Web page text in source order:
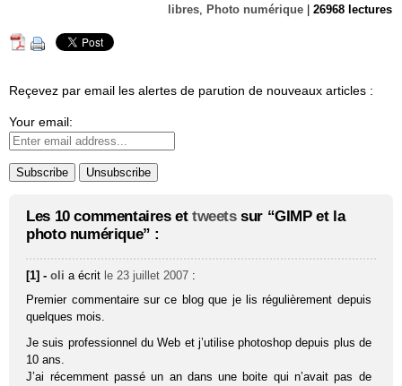
libres
Photo numérique 26968 lectures
Reçevez par email les alertes de parution de nouveaux articles :
Your email:
Les 10 commentaires et tweetssur “GIMP et la
photo numérique” :
[1] -oli a écrit le 23 juillet 2007 :
Premier commentaire sur ce blog que je lis régulièrement depuis
quelques mois.
Je suis professionnel du Web et j’utilise photoshop depuis plus de
10 ans.
J’ai récemment passé un an dans une boite qui n’avait pas de